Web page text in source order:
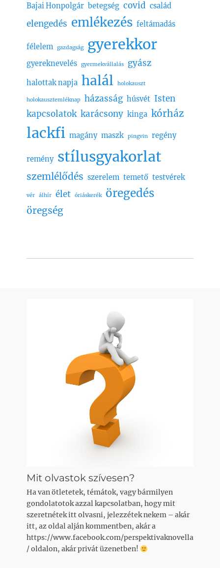
Bajai Honpolgár betegség covid család
elengedés emlékezés feltámadás
félelem gazdagság gyerekkor
gyereknevelés gyermekvállalás gyász
halottak napja halál holokauszt
holokausztemléknap házasság húsvét Isten
kapcsolatok karácsony kinga kórház
lackfi magány maszk pingvin regény
remény stílusgyakorlat
szemlélődés szerelem temető testvérek
vér álhír élet óriáskerék öregedés
öregség
Mit olvastok szívesen?
Ha van ötletetek, témátok, vagy bármilyen
gondolatotok azzal kapcsolatban, hogy mit
szeretnétek itt olvasni, jelezzétek nekem – akár
itt, az oldal alján kommentben, akár a
https://www.facebook.com/perspektivaknovella
/ oldalon, akár privát üzenetben!